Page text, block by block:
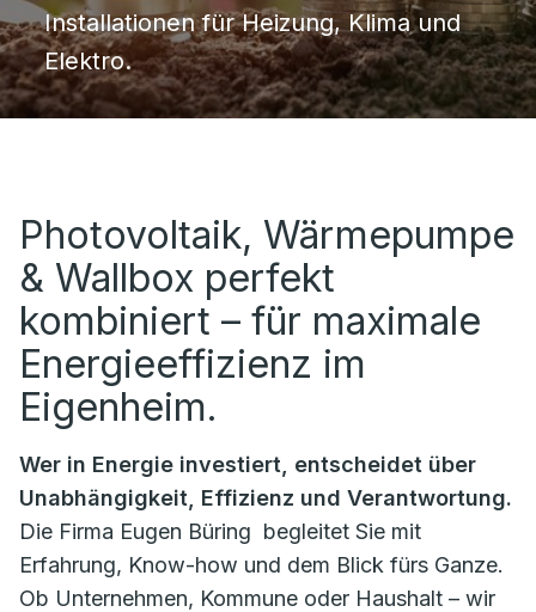
Installationen für Heizung, Klima und
Elektro.
Photovoltaik, Wärmepumpe
& Wallbox perfekt
kombiniert – für maximale
Energieeffizienz im
Eigenheim.
Wer in Energie investiert, entscheidet über
Unabhängigkeit, Effizienz und Verantwortung.
Die Firma Eugen Büring begleitet Sie mit
Erfahrung, Know-how und dem Blick fürs Ganze.
Ob Unternehmen, Kommune oder Haushalt – wir